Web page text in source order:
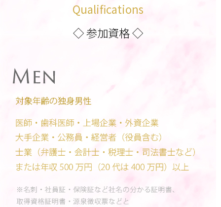
Qualifications
◇ 参加資格 ◇